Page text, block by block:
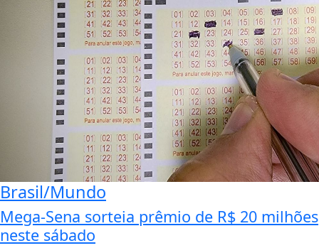
Brasil/Mundo
Mega-Sena sorteia prêmio de R$ 20 milhões
neste sábado